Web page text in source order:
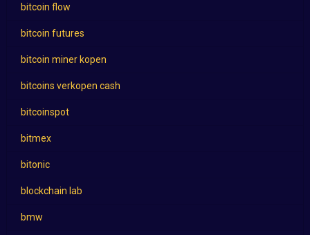
bitcoin flow
bitcoin futures
bitcoin miner kopen
bitcoins verkopen cash
bitcoinspot
bitmex
bitonic
blockchain lab
bmw